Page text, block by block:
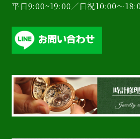
平日9:00~19:00／日祝10:00〜